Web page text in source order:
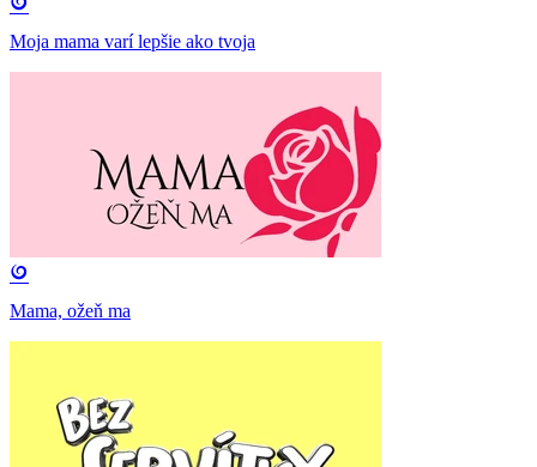
Moja mama varí lepšie ako tvoja
Mama, ožeň ma